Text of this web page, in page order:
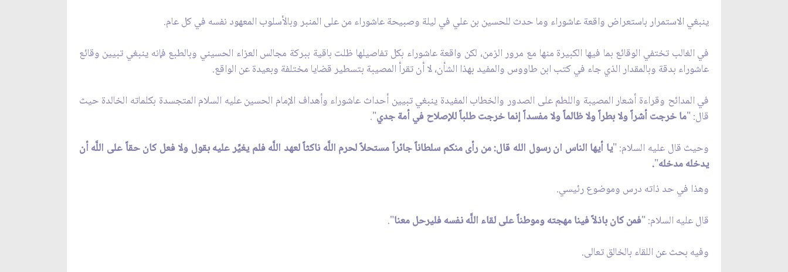
ينبغي الاستمرار باستعراض واقعة عاشوراء وما حدث للحسين بن علي في ليلة وصبيحة عاشوراء من على المنبر وبالأسلوب المعهود نفسه في كل عام.
في الغالب تختفي الوقائع بما فيها الكبيرة منها مع مرور الزمن، لكن واقعة عاشوراء بكل تفاصيلها ظلت باقية ببركة مجالس العزاء الحسيني وبالطبع فإنه ينبغي تبيين وقائع
عاشوراء بدقة وبالمقدار الذي جاء في كتب ابن طاووس والمفيد بهذا الشأن، لا أن تقرأ المصيبة بتسطير قضايا مختلفة وبعيدة عن الواقع.
في المدائح وقراءة أشعار المصيبة واللطم على الصدور والخطاب المفيدة ينبغي تبيين أحداث عاشوراء وأهداف الإمام الحسين عليه السلام المتجسدة بكلماته الخالدة حيث
قال‏: "ما خرجت أشراً ولا بطراً ولا ظالماً ولا مفسداً إنما خرجت طلباً للإصلاح في أمة جدي".
وحيث قال عليه السلام: "يا أيها الناس ان رسول الله قال: من رأى منكم سلطاناً جائراً مستحلاً لحرم اللَّه ناكثاً لعهد اللَّه فلم يغيِّر عليه بقول ولا فعل كان حقاً على اللَّه أن
يدخله مدخله"
.
وهذا في حد ذاته درس وموضوع رئيسي.
قال عليه السلام: "فمن كان باذلاً فينا مهجته وموطناً على لقاء اللَّه نفسه فليرحل معنا".
وفيه بحث عن اللقاء بالخالق تعالى.